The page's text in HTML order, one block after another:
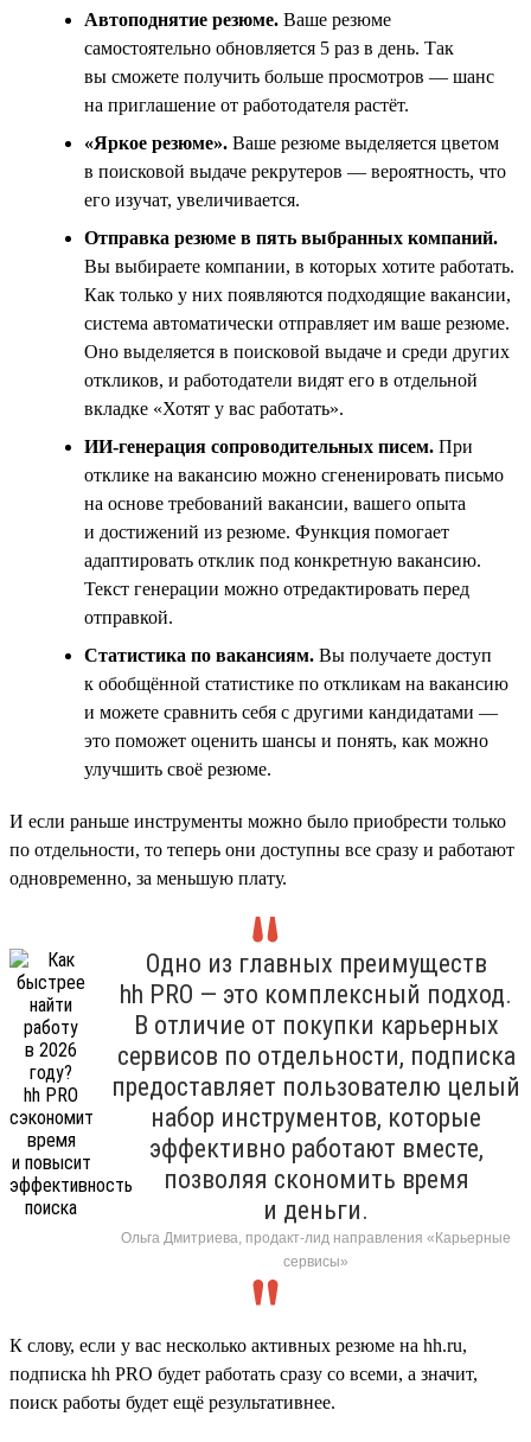
Автоподнятие резюме. Ваше резюме
самостоятельно обновляется 5 раз в день. Так
вы сможете получить больше просмотров — шанс
на приглашение от работодателя растёт.
«Яркое резюме». Ваше резюме выделяется цветом
в поисковой выдаче рекрутеров — вероятность, что
его изучат, увеличивается.
Отправка резюме в пять выбранных компаний.
Вы выбираете компании, в которых хотите работать.
Как только у них появляются подходящие вакансии,
система автоматически отправляет им ваше резюме.
Оно выделяется в поисковой выдаче и среди других
откликов, и работодатели видят его в отдельной
вкладке «Хотят у вас работать».
ИИ-генерация сопроводительных писем. При
отклике на вакансию можно сгененировать письмо
на основе требований вакансии, вашего опыта
и достижений из резюме. Функция помогает
адаптировать отклик под конкретную вакансию.
Текст генерации можно отредактировать перед
отправкой.
Статистика по вакансиям. Вы получаете доступ
к обобщённой статистике по откликам на вакансию
и можете сравнить себя с другими кандидатами —
это поможет оценить шансы и понять, как можно
улучшить своё резюме.
И если раньше инструменты можно было приобрести только
по отдельности, то теперь они доступны все сразу и работают
одновременно, за меньшую плату.
Одно из главных преимуществ
hh PRO — это комплексный подход.
В отличие от покупки карьерных
сервисов по отдельности, подписка
предоставляет пользователю целый
набор инструментов, которые
эффективно работают вместе,
позволяя скономить время
и деньги.
Ольга Дмитриева, продакт-лид направления «Карьерные
сервисы»
К слову, если у вас несколько активных резюме на hh.ru,
подписка hh PRO будет работать сразу со всеми, а значит,
поиск работы будет ещё результативнее.